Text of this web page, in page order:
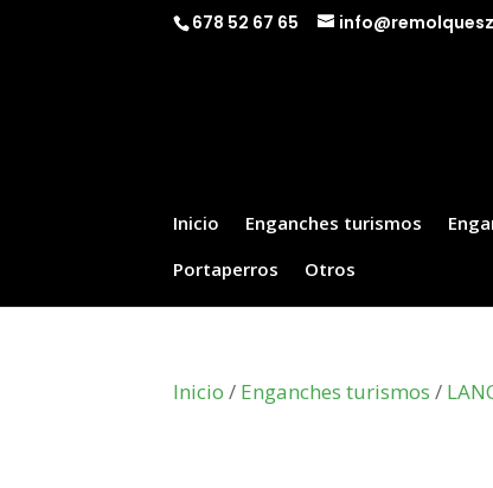
678 52 67 65
Inicio Enganches turismos
Portaperros
Otros
Inicio / Enganches turismos /